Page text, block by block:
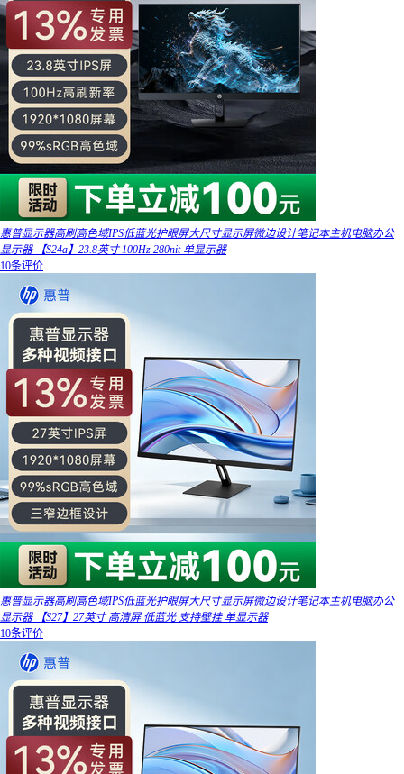
惠普显示器高刷高色域IPS低蓝光护眼屏大尺寸显示屏微边设计笔记本主机电脑办公
显示器 【S24a】23.8英寸 100Hz 280nit 单显示器
10条评价
惠普显示器高刷高色域IPS低蓝光护眼屏大尺寸显示屏微边设计笔记本主机电脑办公
显示器 【S27】27英寸 高清屏 低蓝光 支持壁挂 单显示器
10条评价